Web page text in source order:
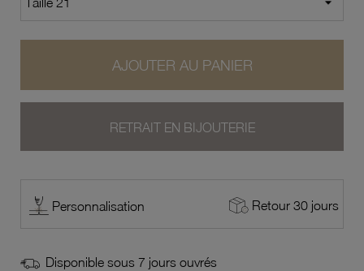
AJOUTER AU PANIER
RETRAIT EN BIJOUTERIE
Personnalisation Retour 30 jours
Disponible sous 7 jours ouvrés